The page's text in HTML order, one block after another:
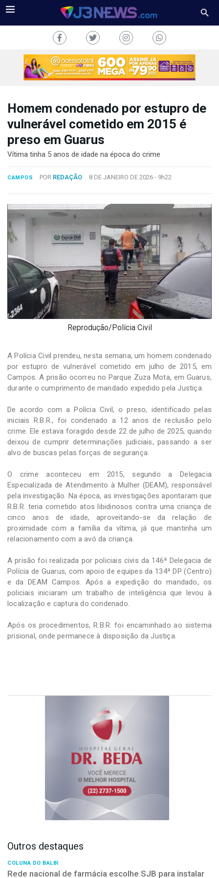
TV
COLUNAS
FALE
Copyright
2024
Desenvolvido
por
Tecnologia
Sistemas
Homem condenado por estupro de
vulnerável cometido em 2015 é
preso em Guarus
Vítima tinha 5 anos de idade na época do crime
CAMPOS POR REDAÇÃO 8 DE JANEIRO DE 2026 - 9h22
Reprodução/Polícia Civil
A Polícia Civil prendeu, nesta semana, um homem condenado
por estupro de vulnerável cometido em julho de 2015, em
Campos. A prisão ocorreu no Parque Zuza Mota, em Guarus,
durante o cumprimento de mandado expedido pela Justiça.
De acordo com a Polícia Civil, o preso, identificado pelas
iniciais R.B.R., foi condenado a 12 anos de reclusão pelo
crime. Ele estava foragido desde 22 de julho de 2025, quando
deixou de cumprir determinações judiciais, passando a ser
alvo de buscas pelas forças de segurança.
O crime aconteceu em 2015, segundo a Delegacia
Especializada de Atendimento à Mulher (DEAM), responsável
pela investigação. Na época, as investigações apontaram que
R.B.R. teria cometido atos libidinosos contra uma criança de
cinco anos de idade, aproveitando-se da relação de
proximidade com a família da vítima, já que mantinha um
relacionamento com a avó da criança.
A prisão foi realizada por policiais civis da 146ª Delegacia de
Polícia de Guarus, com apoio de equipes da 134ª DP (Centro)
e da DEAM Campos. Após a expedição do mandado, os
policiais iniciaram um trabalho de inteligência que levou à
localização e captura do condenado.
Após os procedimentos, R.B.R. foi encaminhado ao sistema
prisional, onde permanece à disposição da Justiça.
Outros destaques
COLUNA DO BALBI
Rede nacional de farmácia escolhe SJB para instalar